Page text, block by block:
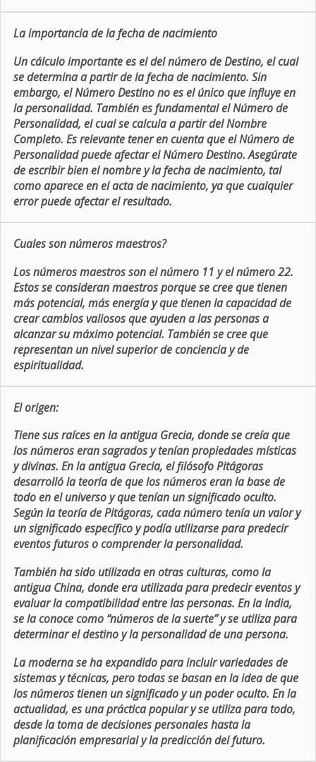
La importancia de la fecha de nacimiento
Un cálculo importante es el del número de Destino, el cual
se determina a partir de la fecha de nacimiento. Sin
embargo, el Número Destino no es el único que influye en
la personalidad. También es fundamental el Número de
Personalidad, el cual se calcula a partir del Nombre
Completo. Es relevante tener en cuenta que el Número de
Personalidad puede afectar el Número Destino. Asegúrate
de escribir bien el nombre y la fecha de nacimiento, tal
como aparece en el acta de nacimiento, ya que cualquier
error puede afectar el resultado.
Cuales son números maestros?
Los números maestros son el número 11 y el número 22.
Estos se consideran maestros porque se cree que tienen
más potencial, más energía y que tienen la capacidad de
crear cambios valiosos que ayuden a las personas a
alcanzar su máximo potencial. También se cree que
representan un nivel superior de conciencia y de
espiritualidad.
El origen:
Tiene sus raíces en la antigua Grecia, donde se creía que
los números eran sagrados y tenían propiedades místicas
y divinas. En la antigua Grecia, el filósofo Pitágoras
desarrolló la teoría de que los números eran la base de
todo en el universo y que tenían un significado oculto.
Según la teoría de Pitágoras, cada número tenía un valor y
un significado específico y podía utilizarse para predecir
eventos futuros o comprender la personalidad.
También ha sido utilizada en otras culturas, como la
antigua China, donde era utilizada para predecir eventos y
evaluar la compatibilidad entre las personas. En la India,
se la conoce como “números de la suerte” y se utiliza para
determinar el destino y la personalidad de una persona.
La moderna se ha expandido para incluir variedades de
sistemas y técnicas, pero todas se basan en la idea de que
los números tienen un significado y un poder oculto. En la
actualidad, es una práctica popular y se utiliza para todo,
desde la toma de decisiones personales hasta la
planificación empresarial y la predicción del futuro.